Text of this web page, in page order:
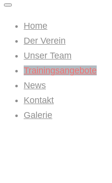
Home
Der Verein
Unser Team
Trainingsangebote
News
Kontakt
Galerie